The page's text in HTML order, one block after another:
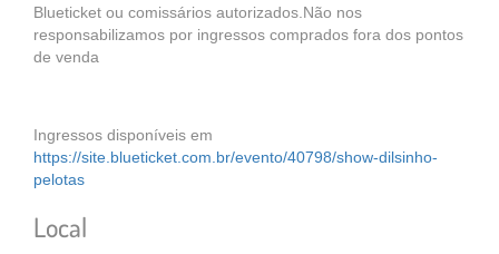
Blueticket ou comissários autorizados.Não nos
responsabilizamos por ingressos comprados fora dos pontos
de venda
Ingressos disponíveis em
https://site.blueticket.com.br/evento/40798/show-dilsinho-
pelotas
Local